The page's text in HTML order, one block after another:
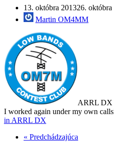
13. októbra 201326. októbra
Martin OM4MM
ARRL DX
I worked again under my own
in ARRL DX
« Predchádzajúca